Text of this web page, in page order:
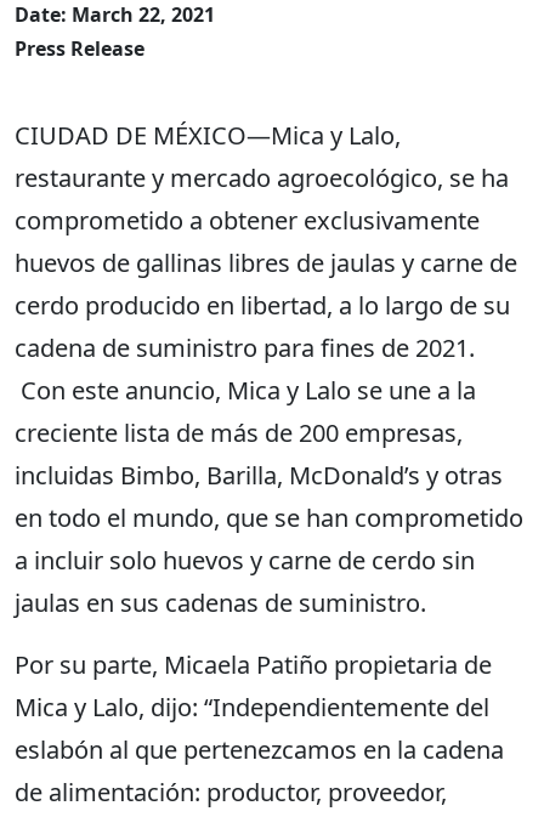
Date: March 22, 2021
Press Release
CIUDAD DE MÉXICO—Mica y Lalo,
restaurante y mercado agroecológico, se ha
comprometido a obtener exclusivamente
huevos de gallinas libres de jaulas y carne de
cerdo producido en libertad, a lo largo de su
cadena de suministro para fines de 2021.
Con este anuncio, Mica y Lalo se une a la
creciente lista de más de 200 empresas,
incluidas Bimbo, Barilla, McDonald’s y otras
en todo el mundo, que se han comprometido
a incluir solo huevos y carne de cerdo sin
jaulas en sus cadenas de suministro.
Por su parte, Micaela Patiño propietaria de
Mica y Lalo, dijo: “Independientemente del
eslabón al que pertenezcamos en la cadena
de alimentación: productor, proveedor,